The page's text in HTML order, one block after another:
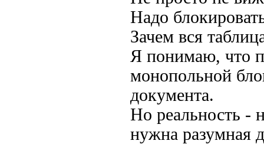
Надо
Зачем вся
Я понимаю, что
монопольной
документа.
Но реальность -
нужна разумная